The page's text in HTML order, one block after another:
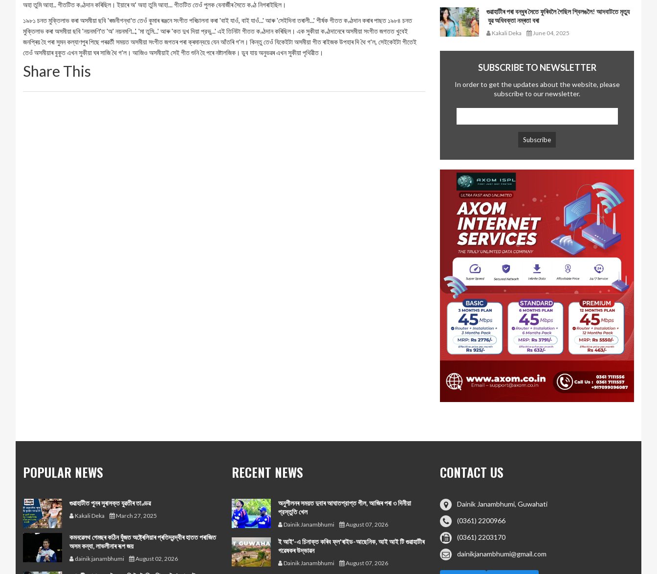
অহা তুমি আহা.. গীতটিত কণ্ঠদান কৰিছিল। ইয়াৰে অ' অহা তুমি আহা... গীতটিত তেওঁ পুলক বেনাৰ্জীৰ সৈতে কণ্ঠ নিগৰাইছিল।
১৯৮১ চনত মুক্তিলাভ কৰা অসমীয়া ছবি 'ৰজনীগন্ধা'ত তেওঁ কুমাৰ ৰঞ্জনে সংগীত পৰিচালনা কৰা 'বাই যাওঁ, বাই যাওঁ...' আৰু 'সেইদিনা তৰালী...' শীর্ষক গীতত কণ্ঠদান কৰাৰ পাছত ১৯৮৪ চনত
মুক্তিলাভ কৰা অসমীয়া ছবি 'নয়নমণি'ত 'অ' নয়নমণি...', 'মা তুমি...' আৰু 'কত দুখ দিয়া প্রভু...' এই তিনিটা গীতত কণ্ঠদান কৰিছিল। এক সুকীয়া কণ্ঠদানেৰে অসমীয়া সংগীত জগতত খুবেই
জনপ্ৰিয় হৈ পৰা সুমন কল্যাণপুৰ পিছে পৰৱৰ্তী সময়ত অসমীয়া সংগীত জগতৰ পৰা ক্ৰমান্বয়ে যেন আঁতৰি গ'ল। কিন্তু তেওঁ যিকেইটা অসমীয়া গীত ৰাইজক উপহাৰ দি থৈ গ'ল, সেইকেইটা গীতেই
তেওঁ অসমীয়াৰ বুকুত এখন সুকীয়া ঘৰ সাজি থৈ গ'ল। আজিও অসমীয়াই সেই গীত শুনি হৈ পৰে নষ্টালজিক। ডুব যায় অনুভৱৰ এখন সুকীয়া পৃথিৱীত।
Share This
গুৱাহাটীৰ পৰা বন্ধুৰ সৈতে ফুৰিবলৈ গৈছিল শ্বিলঙলৈ! আদবাটতে মৃত্যু
যুৱ অধিবক্তা নম্ৰতা বৰা
Kakali Deka June 04, 2025
SUBSCRIBE TO NEWSLETTER
In order to get the updates about the website, please
subscribe to our newsletter.
POPULAR NEWS
গুৱাহাটীত পুনৰ সুৰাসক্ত যুৱতীৰ তাণ্ডৱ
Kakali Deka March 27, 2025
কমনৱেলথ গেমছৰ কঠিন যুঁজত অষ্ট্ৰেলিয়াৰ প্ৰতিদ্বন্দ্বীৰ হাতত পৰাজিত
অসম কন্যা, লাভলীনাৰ ৰূপ জয়
dainik janambhumi August 02, 2026
RECENT NEWS
অনুশীলনৰ সময়ত দুবাৰ আঘাতপ্রাপ্ত গীল, আজিৰ পৰা ৩ দিনীয়া
প্রস্তুতি খেল
Dainik Janambhumi August 07, 2026
ই আই'-এ চিনাক্ত কৰিব ফ্ল'ৰাইড-আছেনিক, আই আই টি গুৱাহাটীৰ
গৱেষকৰ উদ্ভাৱন
Dainik Janambhumi August 07, 2026
CONTACT US
Dainik Janambhumi, Guwahati
(0361) 2200966
(0361) 2203170
dainikjanambhumi@gmail.com